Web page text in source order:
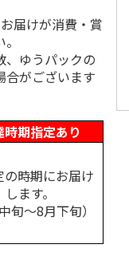
届けが消費・賞
ゆうパックの
合がございます
時期指定あり
の時期にお届け
します。
旬～8月下旬）